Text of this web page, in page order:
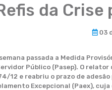
da
03
passada a Medida
Público (Pasep). O
12 e reabriu o prazo de
Excepcional (Paex),